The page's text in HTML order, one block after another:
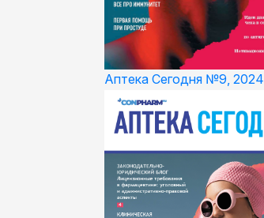
Аптека Сегодня №9, 2024